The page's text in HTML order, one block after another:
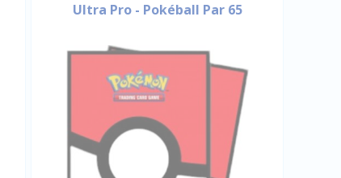
Ultra Pro - Pokéball Par 65